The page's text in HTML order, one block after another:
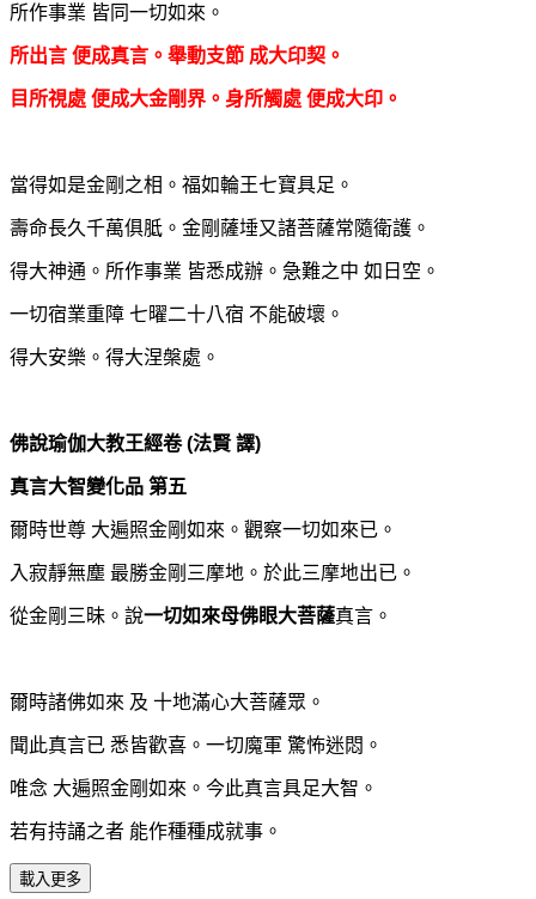
所作事業 皆同一切如來。
所出言 便成真言。 舉動支節 成大印契。
目所視處 便成大金剛界。 身所觸處 便成大印。
當得如是金剛之相。 福如輪王七寶具足。
壽命長久千萬俱胝。金剛薩埵又諸菩薩常隨衛護。
得大神通。所作事業 皆悉成辦。急難之中 如日 空。
一切宿業重障 七曜二十八宿 不能破壞。
得大安樂。得大涅槃處。
佛說瑜伽大教王經卷(法賢 譯)
真言大智變化品 第五
爾時世尊 大遍照金剛如來。觀察一切如來已。
入寂靜無塵 最勝金剛三摩地。於此三摩地出已。
從金剛三昧。說一切如來母佛眼大菩薩真言。
爾時諸佛如來 及 十地滿心大菩薩眾。
聞此真言已 悉皆歡喜。 一切魔軍 驚怖迷悶。
唯念 大遍照金剛如來。今此真言具足大智。
若有持誦之者 能作種種成就事。
載入更多